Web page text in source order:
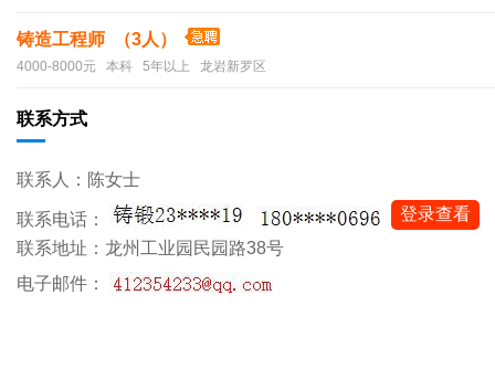
铸造工程师 （3人）
4000-8000元 本科 5年以上 龙岩新罗区
联系方式
联系人：陈女士
联系电话：
登录查看
联系地址：龙州工业园民园路38号
电子邮件：